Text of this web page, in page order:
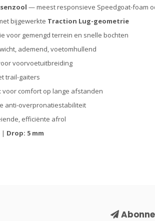
— meest responsieve Speedgoat-foam
bijgewerkte Traction Lug-geometrie
voor gemengd terrein en snelle bochten
ademend, voetomhullend
voorvoetuitbreiding
trail-gaiters
voor comfort op lange afstanden
anti-overpronatiestabiliteit
efficiënte afrol
| Drop: 5 mm